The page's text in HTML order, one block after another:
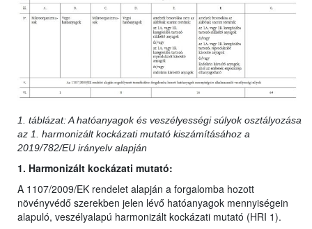
1. táblázat: A hatóanyagok és veszélyességi súlyok osztályozása
az 1. harmonizált kockázati mutató kiszámításához a
2019/782/EU irányelv alapján
1. Harmonizált kockázati mutató:
A 1107/2009/EK rendelet alapján a forgalomba hozott
növényvédő szerekben jelen lévő hatóanyagok mennyiségein
alapuló, veszélyalapú harmonizált kockázati mutató (HRI 1).